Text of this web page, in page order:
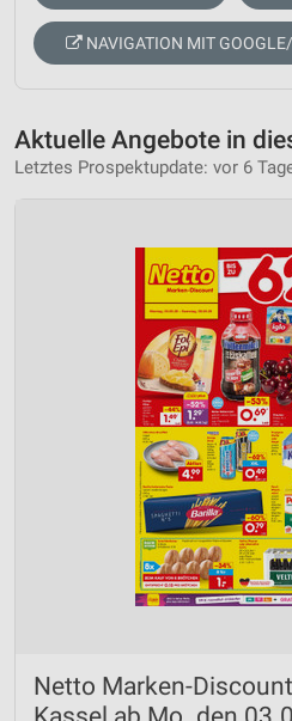
NAVIGATION MIT
Aktuelle Angebote in
Letztes Prospektupdate: vor 6
Netto Marken-